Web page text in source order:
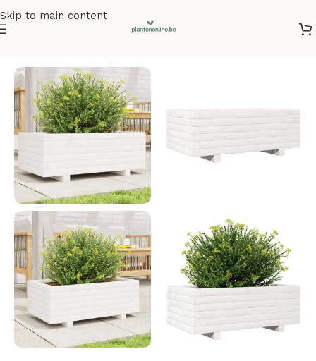
Skip to main content